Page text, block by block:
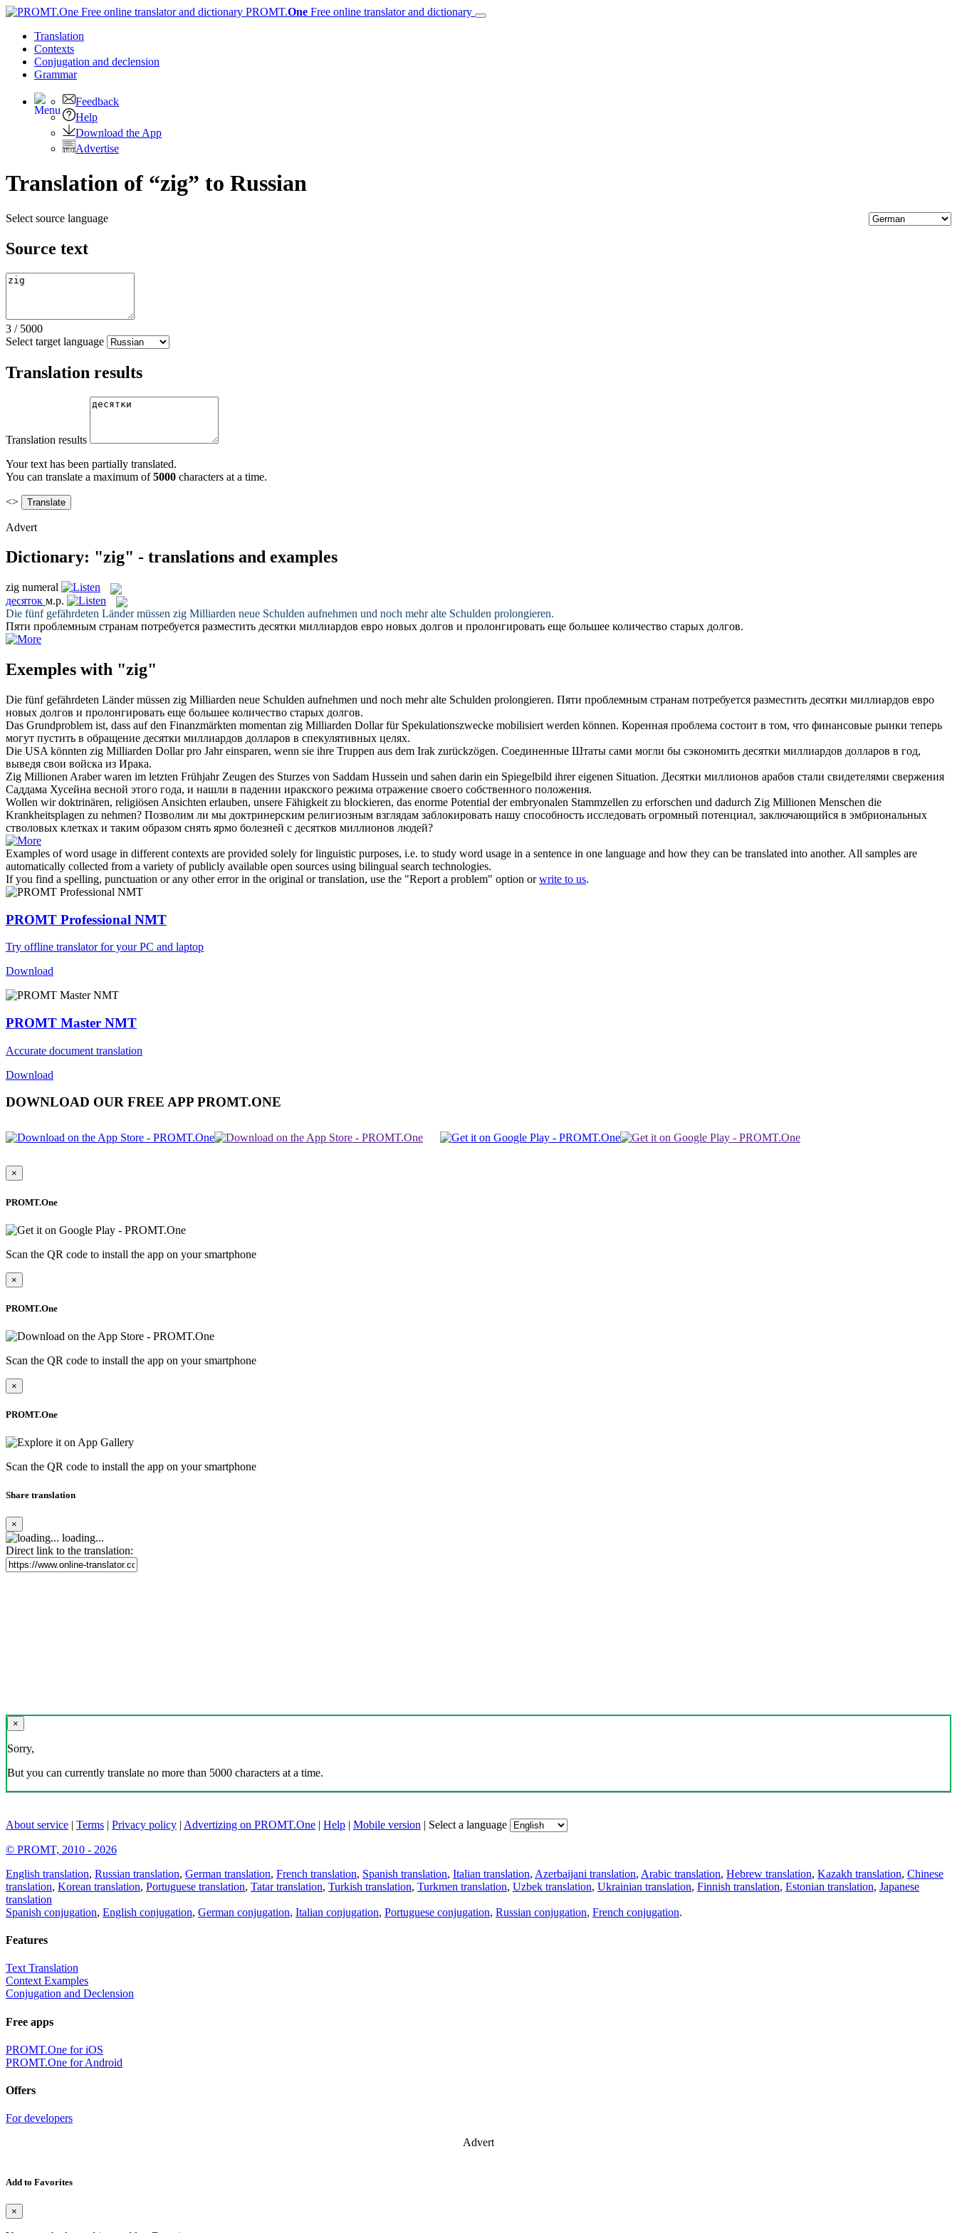
PROMT.One Free online translator and dictionary
Translation
Contexts
Conjugation and declension
Grammar
Feedback
Help
Download the App
Advertise
Translation of “zig” to Russian
Select source language
Source text
3 / 5000
Select target language
Translation results
Translation results
Your text has been partially translated.
You can translate a maximum of5000 characters at a time.
<>
Advert
Dictionary: "zig" - translations and examples
zig numeral
десяток м.р.
Die fünf gefährdeten Länder müssen zig Milliarden neue Schulden aufnehmen und noch mehr alte Schulden prolongieren.
Пяти проблемным странам потребуется разместить десятки миллиардов евро новых долгов и пролонгировать еще большее количество старых долгов.
Exemples with "zig"
Die fünf gefährdeten Länder müssen zig Milliarden neue Schulden aufnehmen und noch mehr alte Schulden prolongieren. Пяти проблемным странам потребуется разместить десятки миллиардов евро
новых долгов и пролонгировать еще большее количество старых долгов.
Das Grundproblem ist, dass auf den Finanzmärkten momentan zig Milliarden Dollar für Spekulationszwecke mobilisiert werden können. Коренная проблема состоит в том, что финансовые рынки теперь
могут пустить в обращение десятки миллиардов долларов в спекулятивных целях.
Die USA könnten zig Milliarden Dollar pro Jahr einsparen, wenn sie ihre Truppen aus dem Irak zurückzögen. Соединенные Штаты сами могли бы сэкономить десятки миллиардов долларов в год,
выведя свои войска из Ирака.
Zig Millionen Araber waren im letzten Frühjahr Zeugen des Sturzes von Saddam Hussein und sahen darin ein Spiegelbild ihrer eigenen Situation. Десятки миллионов арабов стали свидетелями свержения
Саддама Хусейна весной этого года, и нашли в падении иракского режима отражение своего собственного положения.
Wollen wir doktrinären, religiösen Ansichten erlauben, unsere Fähigkeit zu blockieren, das enorme Potential der embryonalen Stammzellen zu erforschen und dadurch Zig Millionen Menschen die
Krankheitsplagen zu nehmen? Позволим ли мы доктринерским религиозным взглядам заблокировать нашу способность исследовать огромный потенциал, заключающийся в эмбриональных
стволовых клетках и таким образом снять ярмо болезней с десятков миллионов людей?
Examples of word usage in different contexts are provided solely for linguistic purposes, i.e. to study word usage in a sentence in one language and how they can be translated into another. All samples are
automatically collected from a variety of publicly available open sources using bilingual search technologies.
If you find a spelling, punctuation or any other error in the original or translation, use the "Report a problem" option orwrite to us.
PROMT Professional NMT
Try offline translator for your PC and laptop
Download
PROMT Master NMT
Accurate document translation
Download
DOWNLOAD OUR FREE APP PROMT.ONE
×
PROMT.One
Scan the QR code to install the app on your smartphone
×
PROMT.One
Scan the QR code to install the app on your smartphone
×
PROMT.One
Scan the QR code to install the app on your smartphone
Share translation
×
loading...
Direct link to the translation:
×
Sorry,
But you can currently translate no more than 5000 characters at a time.
About service | Terms | Privacy policy | Advertizing on PROMT.One | Help | Mobile version | Select a language
© PROMT, 2010 - 2026
English translation, Russian translation, German translation, French translation, Spanish translation, Italian translation, Azerbaijani translation, Arabic translation, Hebrew translation, Kazakh translation, Chinese
translation, Korean translation, Portuguese translation, Tatar translation, Turkish translation, Turkmen translation, Uzbek translation, Ukrainian translation, Finnish translation, Estonian translation, Japanese
translation
Spanish conjugation, English conjugation, German conjugation, Italian conjugation, Portuguese conjugation, Russian conjugation, French conjugation.
Features
Text Translation
Context Examples
Conjugation and Declension
Free apps
PROMT.One for iOS
PROMT.One for Android
Offers
For developers
Advert
Add to Favorites
×